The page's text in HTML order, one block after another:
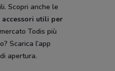
Scopri anche le
accessori utili per
Todis più
Scarica l’app
apertura.